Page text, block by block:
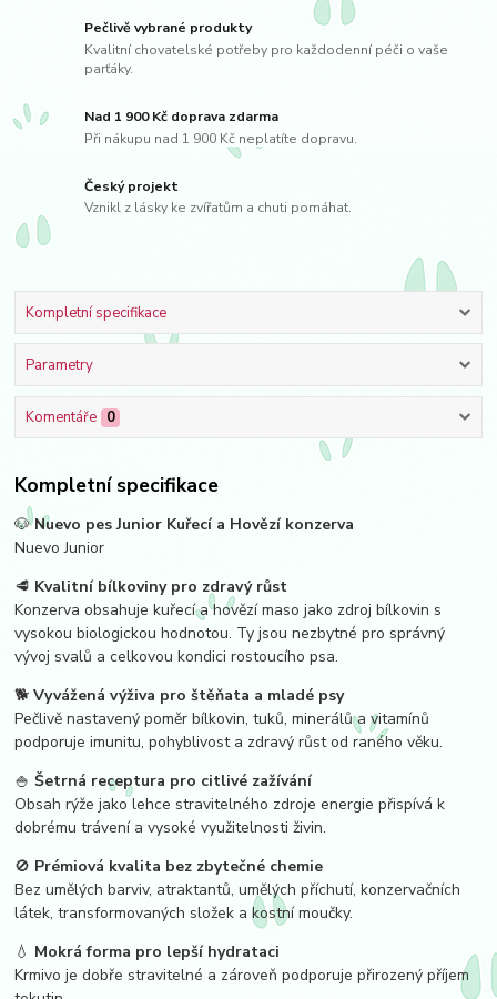
Pečlivě vybrané produkty
Kvalitní chovatelské potřeby pro každodenní péči o vaše
parťáky.
Nad 1 900 Kč doprava zdarma
Při nákupu nad 1 900 Kč neplatíte dopravu.
Český projekt
Vznikl z lásky ke zvířatům a chuti pomáhat.
Kompletní specifikace
Parametry
Komentáře 0
Kompletní specifikace
🐶Nuevo pes Junior Kuřecí a Hovězí konzerva
Nuevo Junior
🥩 Kvalitní bílkoviny pro zdravý růst
Konzerva obsahuje kuřecí a hovězí maso jako zdroj bílkovin s
vysokou biologickou hodnotou. Ty jsou nezbytné pro správný
vývoj svalů a celkovou kondici rostoucího psa.
🐕Vyvážená výživa pro štěňata a mladé psy
Pečlivě nastavený poměr bílkovin, tuků, minerálů a vitamínů
podporuje imunitu, pohyblivost a zdravý růst od raného věku.
🍚Šetrná receptura pro citlivé zažívání
Obsah rýže jako lehce stravitelného zdroje energie přispívá k
dobrému trávení a vysoké využitelnosti živin.
🚫 Prémiová kvalita bez zbytečné chemie
Bez umělých barviv, atraktantů, umělých příchutí, konzervačních
látek, transformovaných složek a kostní moučky.
💧 Mokrá forma pro lepší hydrataci
Krmivo je dobře stravitelné a zároveň podporuje přirozený příjem